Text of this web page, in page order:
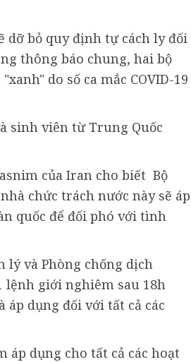
dỡ bỏ quy định tự cách ly đối
thông báo chung, hai bộ
do số ca mắc COVID-19
sinh viên từ Trung Quốc
của Iran cho biết Bộ
chức trách nước này sẽ áp
quốc để đối phó với tình
lý và Phòng chống dịch
lệnh giới nghiêm sau 18h
áp dụng đối với tất cả các
dụng cho tất cả các hoạt